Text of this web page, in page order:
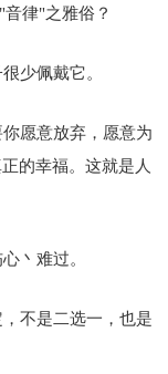
律"之雅俗？
少佩戴它。
愿意放弃，愿意为
的幸福。这就是人
丶难过。
不是二选一，也是